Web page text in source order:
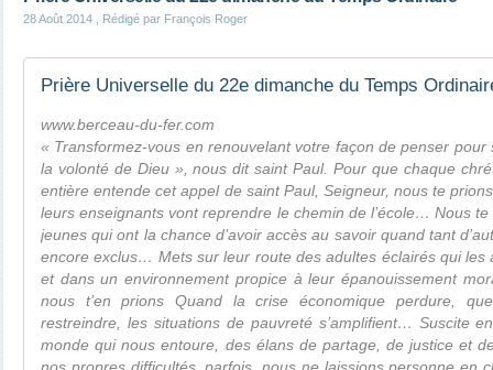
28 Août 2014 , Rédigé par François Roger
Prière Universelle du 22e dimanche du Temps
www.berceau-du-fer.com
« Transformez-vous en renouvelant votre façon de penser
la volonté de Dieu », nous dit saint Paul. Pour que chaque
entière entende cet appel de saint Paul, Seigneur, nous te
leurs enseignants vont reprendre le chemin de l’école… Nous
jeunes qui ont la chance d’avoir accès au savoir quand tant
encore exclus… Mets sur leur route des adultes éclairés qui les
et dans un environnement propice à leur épanouissement
nous t’en prions Quand la crise économique perdure,
restreindre, les situations de pauvreté s’amplifient… Suscite
monde qui nous entoure, des élans de partage, de justice et